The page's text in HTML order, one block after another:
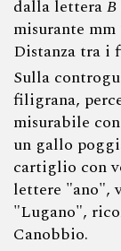
dalla letteraB
misurante
Distanza tra i
Sulla
filigrana,
misurabile
un gallo
cartiglio con
lettere "ano",
"Lugano",
Canobbio.